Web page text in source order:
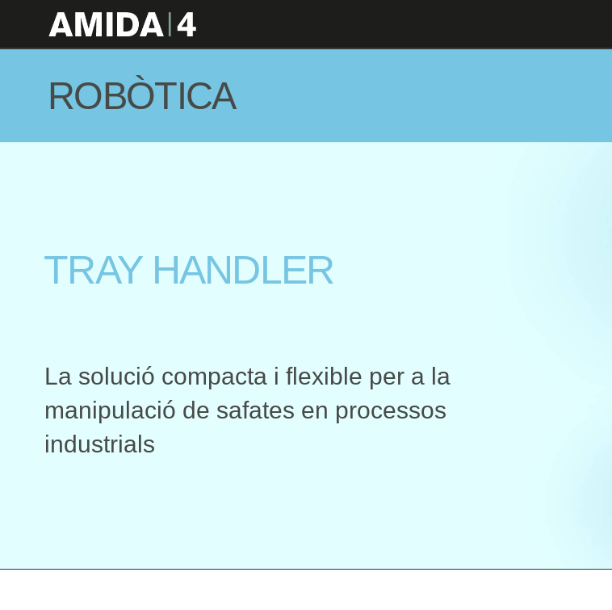
ROBÒTICA
TRAY HANDLER
La solució compacta i flexible per a la
manipulació de safates en processos
industrials
Uneix-teI